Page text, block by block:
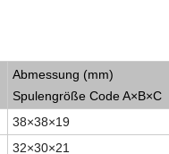
Abmessung (mm)
Spulengröße Code A×B×C
38×38×19
32×30×21